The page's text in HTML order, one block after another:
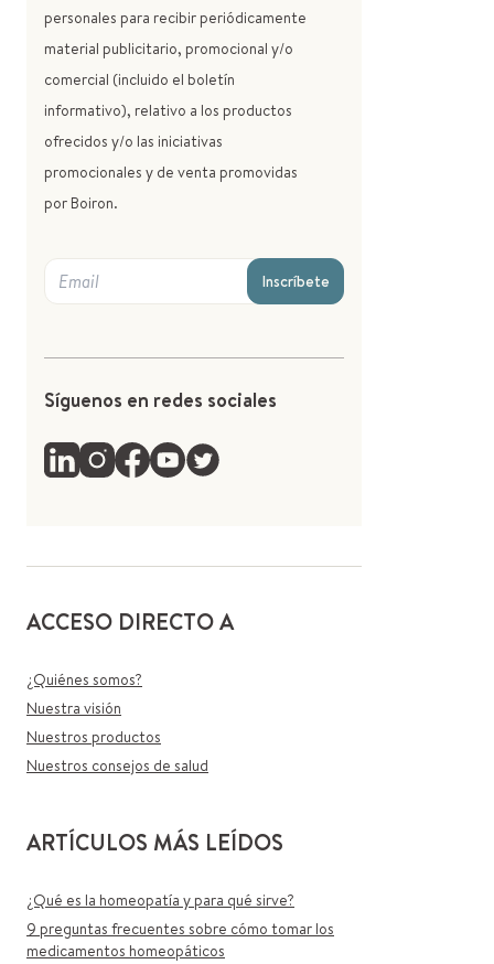
personales para recibir periódicamente
material publicitario, promocional y/o
comercial (incluido el boletín
informativo), relativo a los productos
ofrecidos y/o las iniciativas
promocionales y de venta promovidas
por Boiron.
Inscríbete
Síguenos en redes sociales
ACCESO DIRECTO A
¿Quiénes somos?
Nuestra visión
Nuestros productos
Nuestros consejos de salud
ARTÍCULOS MÁS LEÍDOS
¿Qué es la homeopatía y para qué sirve?
9 preguntas frecuentes sobre cómo tomar los
medicamentos homeopáticos